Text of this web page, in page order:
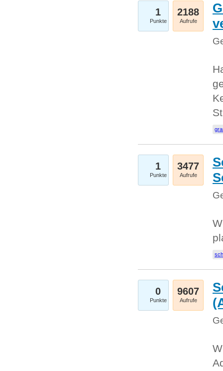
1
Punkte
2188
Aufrufe
1
Punkte
3477
Aufrufe
0
Punkte
9607
Aufrufe